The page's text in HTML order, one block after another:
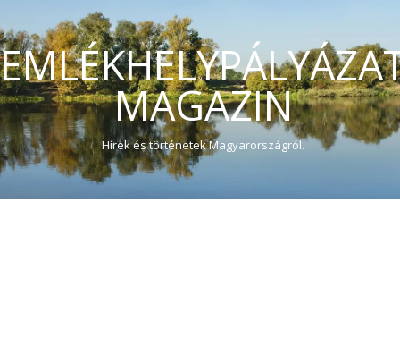
MAGAZIN
Hírek és történetek Magyarországról.